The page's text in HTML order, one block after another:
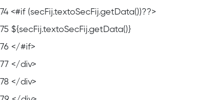
74 <#if (secFij.textoSecFij.getData())??>
75 ${secFij.textoSecFij.getData()}
76 </#if>
77 </div>
78 </div>